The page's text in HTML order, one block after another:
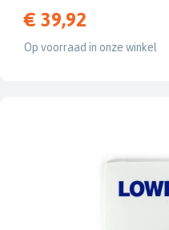
€ 39,92
Op voorraad in onze winkel